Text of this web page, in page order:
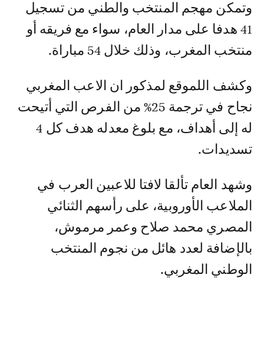
وتمكن مهجم المنتخب والطني من تسجيل
41 هدفا على مدار العام، سواء مع فريقه أو
منتخب المغرب، وذلك خلال 54 مباراة.
وكشف اللموقع لمذكور ان الاعب المغربي
نجاح في ترجمة 25% من الفرص التي أتيحت
له إلى أهداف، مع بلوغ معدله هدف كل 4
تسديدات.
وشهد العام تألقا لافتا للاعبين العرب في
الملاعب الأوروبية، على رأسهم الثنائي
المصري محمد صلاح وعمر مرموش،
بالإضافة لعدد هائل من نجوم المنتخب
الوطني المغربي.